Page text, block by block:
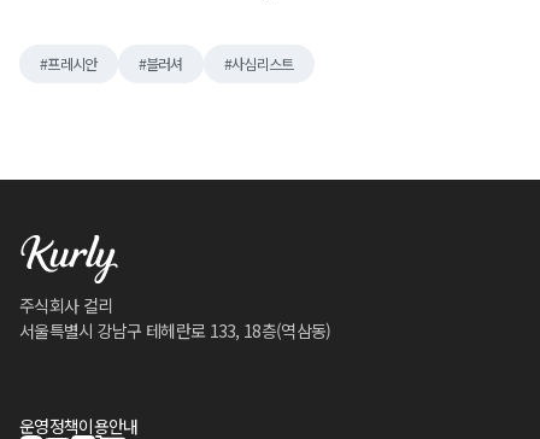
프레시안 블러셔 사심리스트
주식회사 컬리
서울특별시 강남구 테헤란로 133, 18층(역삼동)
운영정책이용안내